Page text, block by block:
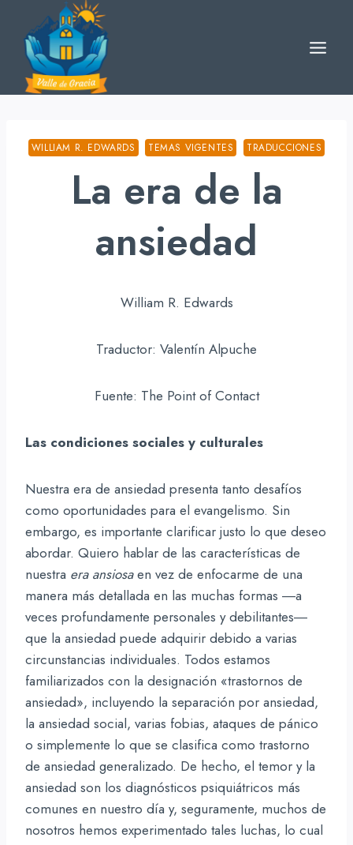
content
WILLIAM R. EDWARDS TEMAS VIGENTES TRADUCCIONES
La era de la
ansiedad
William R. Edwards
Traductor: Valentín Alpuche
Fuente: The Point of Contact
Las condiciones sociales y culturales
Nuestra era de ansiedad presenta tanto desafíos
como oportunidades para el evangelismo. Sin
embargo, es importante clarificar justo lo que deseo
abordar. Quiero hablar de las características de
nuestra era ansiosaen vez de enfocarme de una
manera más detallada en las muchas formas ―a
veces profundamente personales y debilitantes―
que la ansiedad puede adquirir debido a varias
circunstancias individuales. Todos estamos
familiarizados con la designación «trastornos de
ansiedad», incluyendo la separación por ansiedad,
la ansiedad social, varias fobias, ataques de pánico
o simplemente lo que se clasifica como trastorno
de ansiedad generalizado. De hecho, el temor y la
ansiedad son los diagnósticos psiquiátricos más
comunes en nuestro día y, seguramente, muchos de
nosotros hemos experimentado tales luchas, lo cual